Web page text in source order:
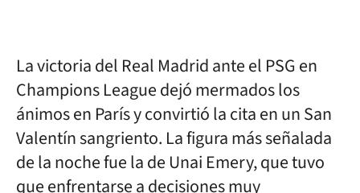
La victoria del Real Madrid ante el PSG en
Champions League dejó mermados los
ánimos en París y convirtió la cita en un San
Valentín sangriento. La figura más señalada
de la noche fue la de Unai Emery, que tuvo
que enfrentarse a decisiones muy